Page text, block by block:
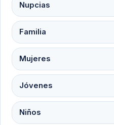
Nupcias
Familia
Mujeres
Jóvenes
Niños